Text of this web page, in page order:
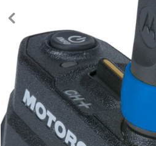
předchozí